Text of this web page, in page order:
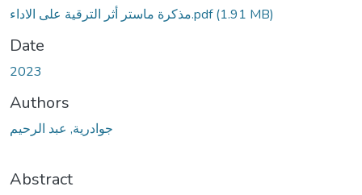
مذكرة ماستر أثر الترقية على الاداء.pdf(1.91 MB)
Date
2023
Authors
جوادرية, عبد الرحيم
Abstract